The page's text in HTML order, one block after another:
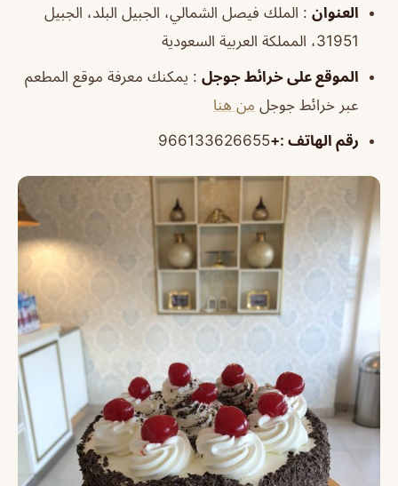
العنوان : الملك فيصل الشمالي، الجبيل البلد، الجبيل
31951، المملكة العربية السعودية
الموقع على خرائط جوجل : يمكنك معرفة موقع المطعم
عبر خرائط جوجل من هنا
رقم الهاتف :+
966133626655